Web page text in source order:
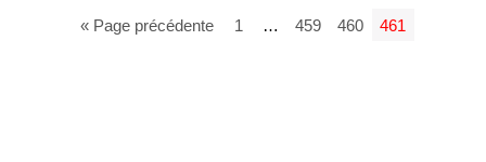
« Page précédente 1 … 459 460 461